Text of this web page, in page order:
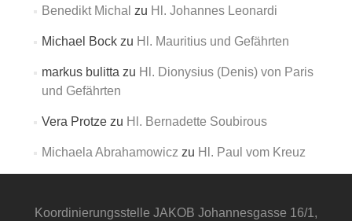
Benedikt Michal zu Hl. Johannes Leonardi
Michael Bockzu Hl. Mauritius und Gefährten
markus bulitta zu Hl. Dionysius (Denis) von Paris
und Gefährten
Vera Protzezu Hl. Bernadette Soubirous
Michaela Abrahamowicz zu Hl. Paul vom Kreuz
Koordinierungsstelle JAKOB Johannesgasse 16/1,